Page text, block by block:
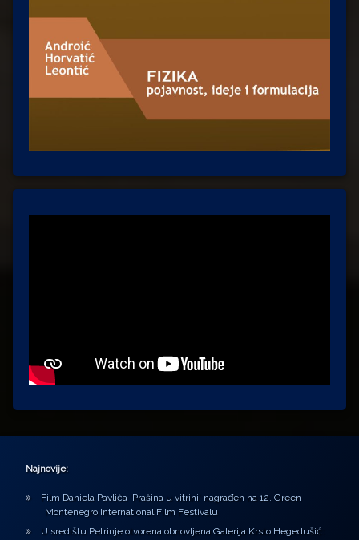
Najnovije:
Film Daniela Pavlića ‘Prašina u vitrini’ nagrađen na 12. Green
Montenegro International Film Festivalu
U središtu Petrinje otvorena obnovljena Galerija Krsto Hegedušić: